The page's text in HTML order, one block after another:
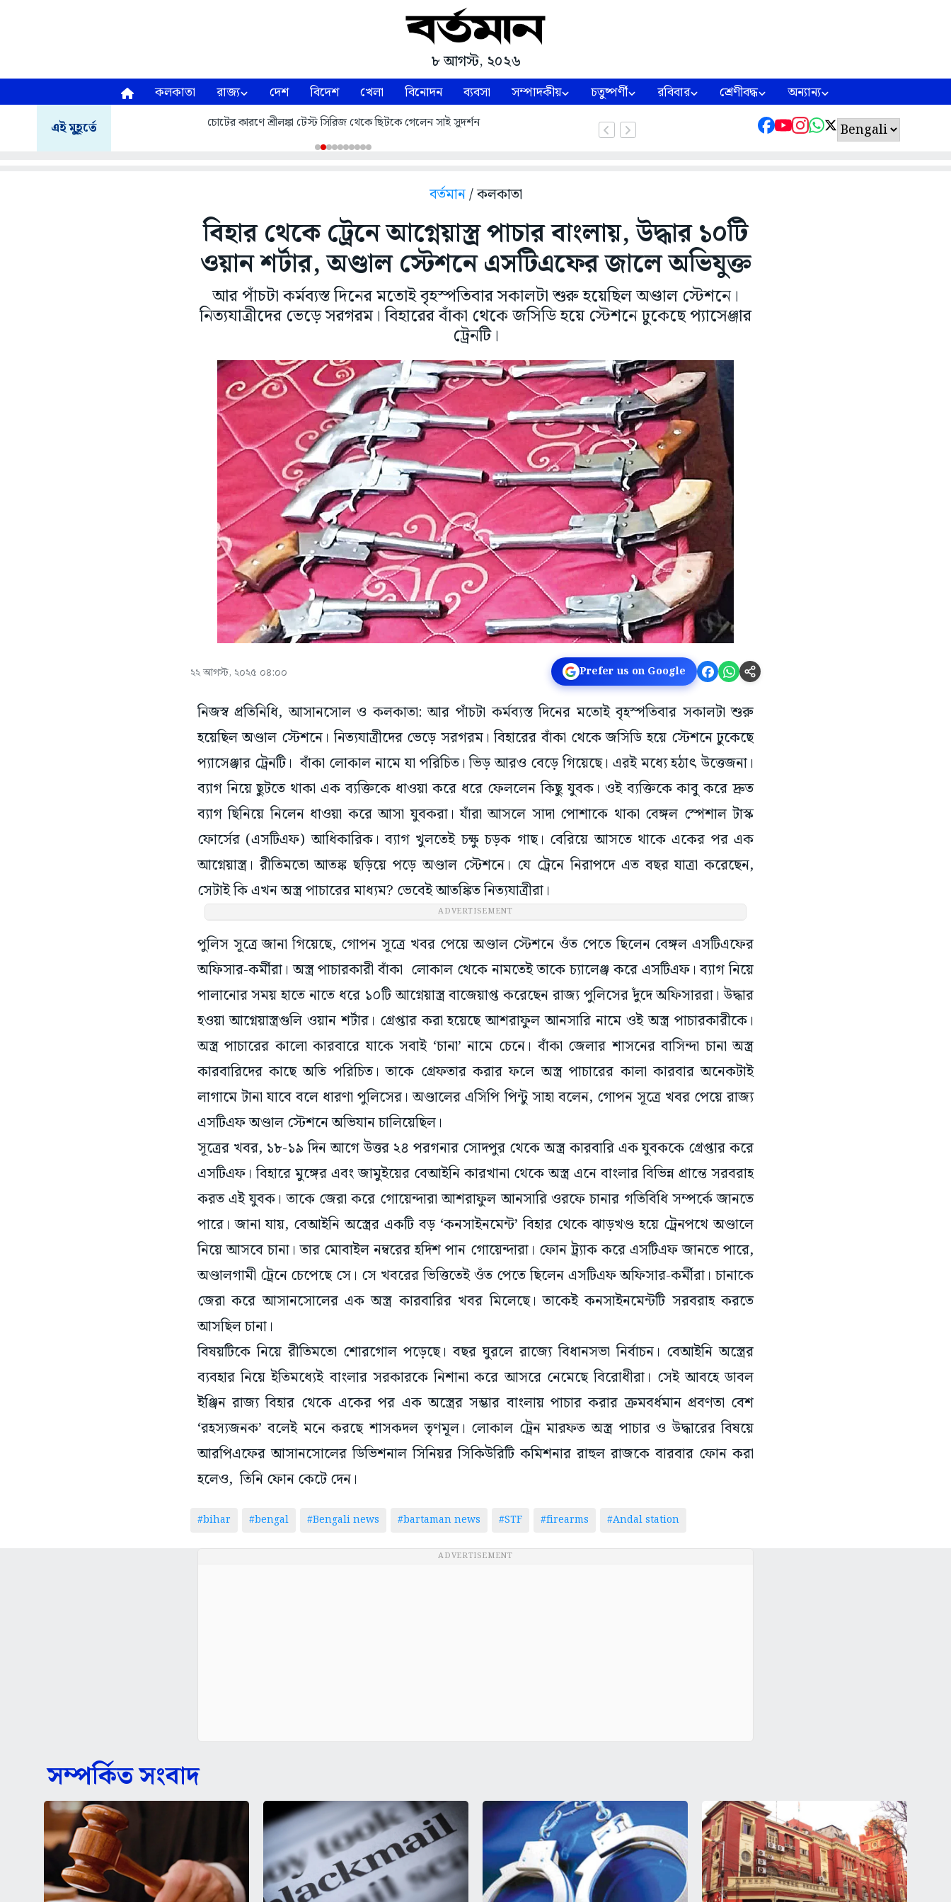
৮ আগস্ট, ২০২৬
কলকাতা রাজ্য দেশ বিদেশ খেলা বিনোদন ব্যবসা সম্পাদকীয় চতুষ্পর্ণী রবিবার শ্রেণীবদ্ধ অন্যান্য
এই মুহূর্তে চোটের কারণে শ্রীলঙ্কা টেস্ট সিরিজ থেকে ছিটকে গেলেন সাই সুদর্শন
বর্তমান/ কলকাতা
বিহার থেকে ট্রেনে আগ্নেয়াস্ত্র পাচার বাংলায়, উদ্ধার ১০টি
ওয়ান শর্টার, অণ্ডাল স্টেশনে এসটিএফের জালে অভিযুক্ত
আর পাঁচটা কর্মব্যস্ত দিনের মতোই বৃহস্পতিবার সকালটা শুরু হয়েছিল অণ্ডাল স্টেশনে।
নিত্যযাত্রীদের ভেড়ে সরগরম। বিহারের বাঁকা থেকে জসিডি হয়ে স্টেশনে ঢুকেছে প্যাসেঞ্জার
ট্রেনটি।
২২ আগস্ট, ২০২৫ ০৪:০০ Prefer us on Google
নিজস্ব প্রতিনিধি, আসানসোল ও কলকাতা: আর পাঁচটা কর্মব্যস্ত দিনের মতোই বৃহস্পতিবার সকালটা শুরু
হয়েছিল অণ্ডাল স্টেশনে। নিত্যযাত্রীদের ভেড়ে সরগরম। বিহারের বাঁকা থেকে জসিডি হয়ে স্টেশনে ঢুকেছে
প্যাসেঞ্জার ট্রেনটি। বাঁকা লোকাল নামে যা পরিচিত। ভিড় আরও বেড়ে গিয়েছে। এরই মধ্যে হঠাৎ উত্তেজনা।
ব্যাগ নিয়ে ছুটতে থাকা এক ব্যক্তিকে ধাওয়া করে ধরে ফেললেন কিছু যুবক। ওই ব্যক্তিকে কাবু করে দ্রুত
ব্যাগ ছিনিয়ে নিলেন ধাওয়া করে আসা যুবকরা। যাঁরা আসলে সাদা পোশাকে থাকা বেঙ্গল স্পেশাল টাস্ক
ফোর্সের (এসটিএফ) আধিকারিক। ব্যাগ খুলতেই চক্ষু চড়ক গাছ। বেরিয়ে আসতে থাকে একের পর এক
আগ্নেয়াস্ত্র। রীতিমতো আতঙ্ক ছড়িয়ে পড়ে অণ্ডাল স্টেশনে। যে ট্রেনে নিরাপদে এত বছর যাত্রা করেছেন,
সেটাই কি এখন অস্ত্র পাচারের মাধ্যম? ভেবেই আতঙ্কিত নিত্যযাত্রীরা।
ADVERTISEMENT
পুলিস সূত্রে জানা গিয়েছে, গোপন সূত্রে খবর পেয়ে অণ্ডাল স্টেশনে ওঁত পেতে ছিলেন বেঙ্গল এসটিএফের
অফিসার-কর্মীরা। অস্ত্র পাচারকারী বাঁকা লোকাল থেকে নামতেই তাকে চ্যালেঞ্জ করে এসটিএফ। ব্যাগ নিয়ে
পালানোর সময় হাতে নাতে ধরে ১০টি আগ্নেয়াস্ত্র বাজেয়াপ্ত করেছেন রাজ্য পুলিসের দুঁদে অফিসাররা। উদ্ধার
হওয়া আগ্নেয়াস্ত্রগুলি ওয়ান শর্টার। গ্রেপ্তার করা হয়েছে আশরাফুল আনসারি নামে ওই অস্ত্র পাচারকারীকে।
অস্ত্র পাচারের কালো কারবারে যাকে সবাই ‘চানা’ নামে চেনে। বাঁকা জেলার শাসনের বাসিন্দা চানা অস্ত্র
কারবারিদের কাছে অতি পরিচিত। তাকে গ্রেফতার করার ফলে অস্ত্র পাচারের কালা কারবার অনেকটাই
লাগামে টানা যাবে বলে ধারণা পুলিসের। অণ্ডালের এসিপি পিন্টু সাহা বলেন, গোপন সূত্রে খবর পেয়ে রাজ্য
এসটিএফ অণ্ডাল স্টেশনে অভিযান চালিয়েছিল।
সূত্রের খবর, ১৮-১৯ দিন আগে উত্তর ২৪ পরগনার সোদপুর থেকে অস্ত্র কারবারি এক যুবককে গ্রেপ্তার করে
এসটিএফ। বিহারে মুঙ্গের এবং জামুইয়ের বেআইনি কারখানা থেকে অস্ত্র এনে বাংলার বিভিন্ন প্রান্তে সরবরাহ
করত এই যুবক। তাকে জেরা করে গোয়েন্দারা আশরাফুল আনসারি ওরফে চানার গতিবিধি সম্পর্কে জানতে
পারে। জানা যায়, বেআইনি অস্ত্রের একটি বড় ‘কনসাইনমেন্ট’ বিহার থেকে ঝাড়খণ্ড হয়ে ট্রেনপথে অণ্ডালে
নিয়ে আসবে চানা। তার মোবাইল নম্বরের হদিশ পান গোয়েন্দারা। ফোন ট্র্যাক করে এসটিএফ জানতে পারে,
অণ্ডালগামী ট্রেনে চেপেছে সে। সে খবরের ভিত্তিতেই ওঁত পেতে ছিলেন এসটিএফ অফিসার-কর্মীরা। চানাকে
জেরা করে আসানসোলের এক অস্ত্র কারবারির খবর মিলেছে। তাকেই কনসাইনমেন্টটি সরবরাহ করতে
আসছিল চানা।
বিষয়টিকে নিয়ে রীতিমতো শোরগোল পড়েছে। বছর ঘুরলে রাজ্যে বিধানসভা নির্বাচন। বেআইনি অস্ত্রের
ব্যবহার নিয়ে ইতিমধ্যেই বাংলার সরকারকে নিশানা করে আসরে নেমেছে বিরোধীরা। সেই আবহে ডাবল
ইঞ্জিন রাজ্য বিহার থেকে একের পর এক অস্ত্রের সম্ভার বাংলায় পাচার করার ক্রমবর্ধমান প্রবণতা বেশ
‘রহস্যজনক’ বলেই মনে করছে শাসকদল তৃণমূল। লোকাল ট্রেন মারফত অস্ত্র পাচার ও উদ্ধারের বিষয়ে
আরপিএফের আসানসোলের ডিভিশনাল সিনিয়র সিকিউরিটি কমিশনার রাহুল রাজকে বারবার ফোন করা
হলেও, তিনি ফোন কেটে দেন।
#bihar #bengal #Bengali news #bartaman news #STF #firearms #Andal station
ADVERTISEMENT
সম্পর্কিত সংবাদ